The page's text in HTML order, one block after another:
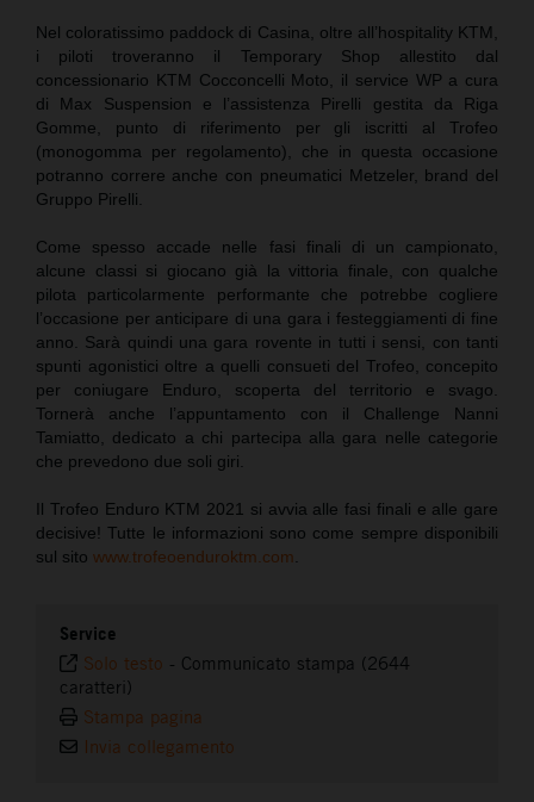
Nel coloratissimo paddock di Casina, oltre all’hospitality KTM,
i piloti troveranno il Temporary Shop allestito dal
concessionario KTM Cocconcelli Moto, il service WP a cura
di Max Suspension e l’assistenza Pirelli gestita da Riga
Gomme, punto di riferimento per gli iscritti al Trofeo
(monogomma per regolamento), che in questa occasione
potranno correre anche con pneumatici Metzeler, brand del
Gruppo Pirelli.
Come spesso accade nelle fasi finali di un campionato,
alcune classi si giocano già la vittoria finale, con qualche
pilota particolarmente performante che potrebbe cogliere
l’occasione per anticipare di una gara i festeggiamenti di fine
anno. Sarà quindi una gara rovente in tutti i sensi, con tanti
spunti agonistici oltre a quelli consueti del Trofeo, concepito
per coniugare Enduro, scoperta del territorio e svago.
Tornerà anche l’appuntamento con il Challenge Nanni
Tamiatto, dedicato a chi partecipa alla gara nelle categorie
che prevedono due soli giri.
Il Trofeo Enduro KTM 2021 si avvia alle fasi finali e alle gare
decisive! Tutte le informazioni sono come sempre disponibili
sul sito www.trofeoenduroktm.com
Service
Solo testo - Communicato stampa (2644
caratteri)
Stampa pagina
Invia collegamento